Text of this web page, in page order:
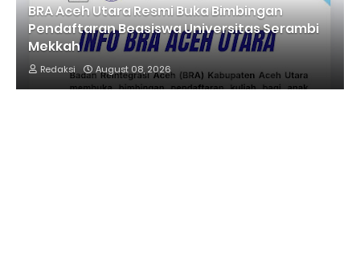
BRA Aceh Utara Resmi Buka Bimbingan
Pendaftaran Beasiswa Universitas Serambi
Mekkah
Redaksi August 08, 2026